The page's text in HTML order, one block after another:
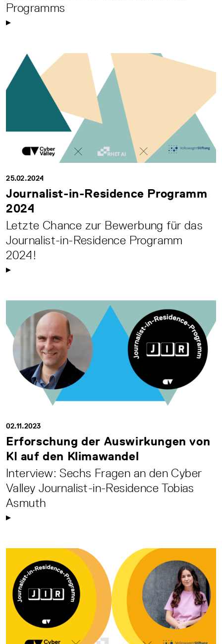
Programms
25.02.2024
Journalist-in-Residence Programm
2024
Letzte Chance zur Bewerbung für das
Journalist-in-Residence Programm
2024!
02.11.2023
Erforschung der Auswirkungen von
KI auf den Klimawandel
Interview: Sechs Fragen an den Cyber
Valley Journalist-in-Residence Tobias
Asmuth